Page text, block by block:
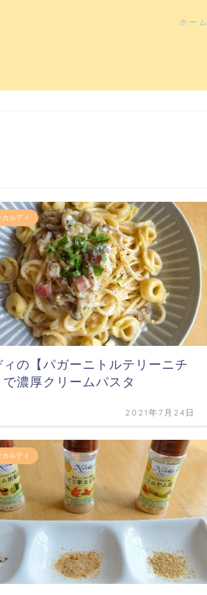
ホーム
カルディ
ィの【パガーニトルテリーニチ
で濃厚クリームパスタ
2021年7月24日
カルディ